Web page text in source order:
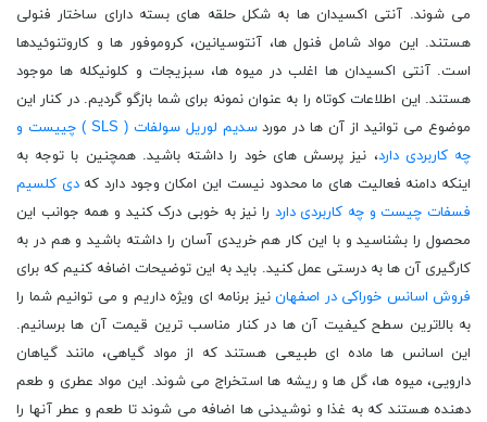
می شوند. آنتی اکسیدان ها به شکل حلقه های بسته دارای ساختار فنولی
هستند. این مواد شامل فنول ها، آنتوسیانین، کروموفور ها و کاروتنوئیدها
است. آنتی اکسیدان ها اغلب در میوه ها، سبزیجات و کلونیکله ها موجود
هستند. این اطلاعات کوتاه را به عنوان نمونه برای شما بازگو گردیم. در کنار این
موضوع می توانید از آن ها در مورد
سدیم لوریل سولفات ( SLS ) چییست و
چه کاربردی دارد، نیز پرسش های خود را داشته باشید. همچنین با توجه به
اینکه دامنه فعالیت های ما محدود نیست این امکان وجود دارد کهدی کلسیم
فسفات چیست و چه کاربردی دارد را نیز به خوبی درک کنید و همه جوانب این
محصول را بشناسید و با این کار هم خریدی آسان را داشته باشید و هم در به
کارگیری آن ها به درستی عمل کنید. باید به این توضیحات اضافه کنیم که برای
فروش اسانس خوراکی در اصفهان نیز برنامه ای ویژه داریم و می توانیم شما را
به بالاترین سطح کیفیت آن ها در کنار مناسب ترین قیمت آن ها برسانیم.
این اسانس ها ماده ای طبیعی هستند که از مواد گیاهی، مانند گیاهان
دارویی، میوه ها، گل ها و ریشه ها استخراج می شوند. این مواد عطری و طعم
دهنده هستند که به غذا و نوشیدنی ها اضافه می شوند تا طعم و عطر آنها را